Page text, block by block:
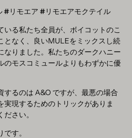
#リモエア #リモエアモクテイル
いる私たち全員が、ボイコットのこ
となく、良いMULEをミックスし続
なりました。私たちのダークハニー
のモスコミュールよりもわずかに優
するのは A&O ですが、最悪の場合
実現するためのトリックがありま
さい。
す。